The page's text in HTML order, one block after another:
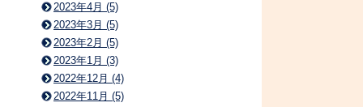
2023年4月 (5)
2023年3月 (5)
2023年2月 (5)
2023年1月 (3)
2022年12月 (4)
2022年11月 (5)